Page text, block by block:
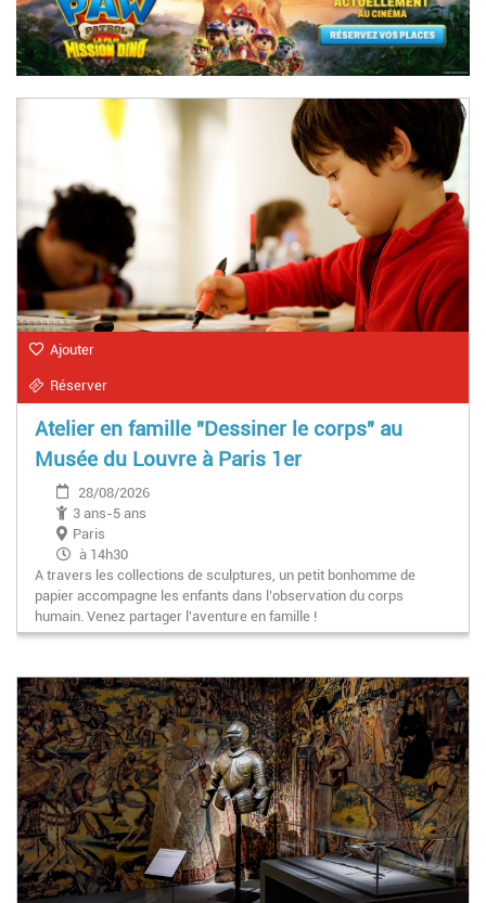
Ajouter
Réserver
Atelier en famille "Dessiner le corps" au
Musée du Louvre à Paris 1er
28/08/2026
3 ans-5 ans
Paris
à 14h30
A travers les collections de sculptures, un petit bonhomme de
papier accompagne les enfants dans l’observation du corps
humain. Venez partager l'aventure en famille !